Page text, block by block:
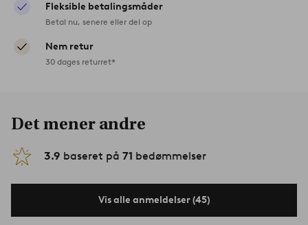
Fleksible betalingsmåder
Betal nu, senere eller del op
Nem retur
30 dages returret*
Det mener andre
3.9 baseret på 71 bedømmelser
Vis alle anmeldelser (45)